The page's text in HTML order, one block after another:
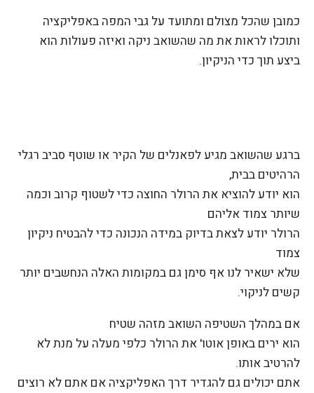
כמובן שהכל מצולם ומתועד על גבי המפה באפליקציה
ותוכלו לראות את מה שהשואב ניקה ואיזה פעולות הוא
ביצע תוך כדי הניקיון.
ברגע שהשואב מגיע לפאנלים של הקיר או שוטף סביב רגלי
הרהיטים בבית,
הוא יודע להוציא את הרולר החוצה כדי לשטוף קרוב וכמה
שיותר צמוד אליהם
הרולר יודע לצאת בדיוק במידה הנכונה כדי להבטיח ניקיון
צמוד
שלא ישאיר לנו אף סימן גם במקומות האלה הנחשבים יותר
קשים לניקוי.
אם במהלך השטיפה השואב מזהה שטיח
הוא ירים באופן אוטו' את הרולר כלפי מעלה על מנת לא
להרטיב אותו.
אתם יכולים גם להגדיר דרך האפליקציה אם אתם לא רוצים